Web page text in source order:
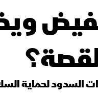
السدود لحماية